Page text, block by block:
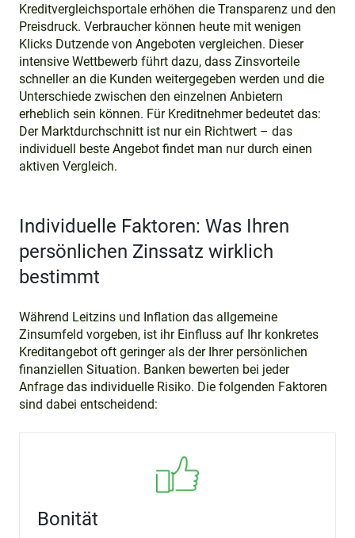
Kreditvergleichsportale erhöhen die Transparenz und den
Preisdruck. Verbraucher können heute mit wenigen
Klicks Dutzende von Angeboten vergleichen. Dieser
intensive Wettbewerb führt dazu, dass Zinsvorteile
schneller an die Kunden weitergegeben werden und die
Unterschiede zwischen den einzelnen Anbietern
erheblich sein können. Für Kreditnehmer bedeutet das:
Der Marktdurchschnitt ist nur ein Richtwert – das
individuell beste Angebot findet man nur durch einen
aktiven Vergleich.
Individuelle Faktoren: Was Ihren
persönlichen Zinssatz wirklich
bestimmt
Während Leitzins und Inflation das allgemeine
Zinsumfeld vorgeben, ist ihr Einfluss auf Ihr konkretes
Kreditangebot oft geringer als der Ihrer persönlichen
finanziellen Situation. Banken bewerten bei jeder
Anfrage das individuelle Risiko. Die folgenden Faktoren
sind dabei entscheidend:
Bonität